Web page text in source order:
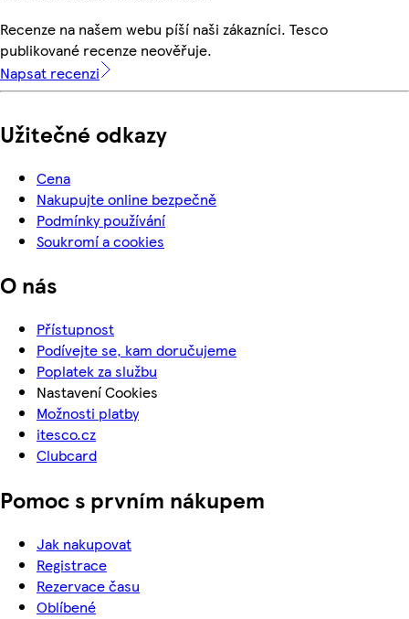
Recenze na našem webu píší naši zákazníci. Tesco
publikované recenze neověřuje.
Napsat recenzi
Užitečné odkazy
Cena
Nakupujte online bezpečně
Podmínky používání
Soukromí a cookies
O nás
Přístupnost
Podívejte se, kam doručujeme
Poplatek za službu
Nastavení Cookies
Možnosti platby
itesco.cz
Clubcard
Pomoc s prvním nákupem
Jak nakupovat
Registrace
Rezervace času
Oblíbené